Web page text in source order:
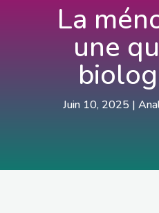
La
une
Juin 10, 2025 |